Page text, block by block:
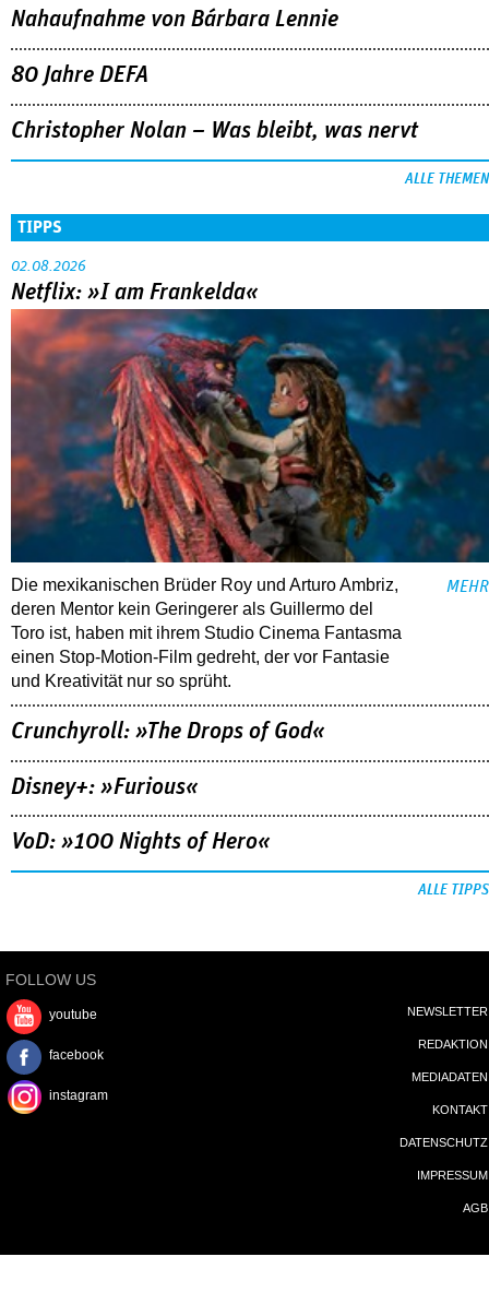
Nahaufnahme von Bárbara Lennie
80 Jahre DEFA
Christopher Nolan – Was bleibt, was nervt
ALLE THEMEN
TIPPS
02.08.2026
Netflix: »I am Frankelda«
Die mexikanischen Brüder Roy und Arturo Ambriz,
deren Mentor kein Geringerer als Guillermo del
Toro ist, haben mit ihrem Studio Cinema Fantasma
einen Stop-Motion-Film gedreht, der vor Fantasie
und Kreativität nur so sprüht.
MEHR
Crunchyroll: »The Drops of God«
Disney+: »Furious«
VoD: »100 Nights of Hero«
ALLE TIPPS
FOLLOW US
youtube
facebook
instagram
NEWSLETTER
REDAKTION
MEDIADATEN
KONTAKT
DATENSCHUTZ
IMPRESSUM
AGB